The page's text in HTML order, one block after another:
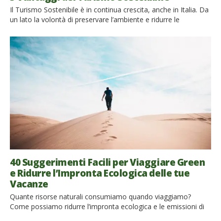
Il Turismo Sostenibile è in continua crescita, anche in Italia. Da
un lato la volontà di preservare l’ambiente e ridurre le
Dall’altro, per sempre più persone la vacanza rappresenta una
fuga verso la Natura. Il turismo eco rappresenta perciò un
settore dalle enormi potenzialità, sia per incrementare
l’occupazione, che […]
40 Suggerimenti Facili per Viaggiare Green
e Ridurre l’Impronta Ecologica delle tue
Vacanze
Quante risorse naturali consumiamo quando viaggiamo?
Come possiamo ridurre l’impronta ecologica e le emissioni di